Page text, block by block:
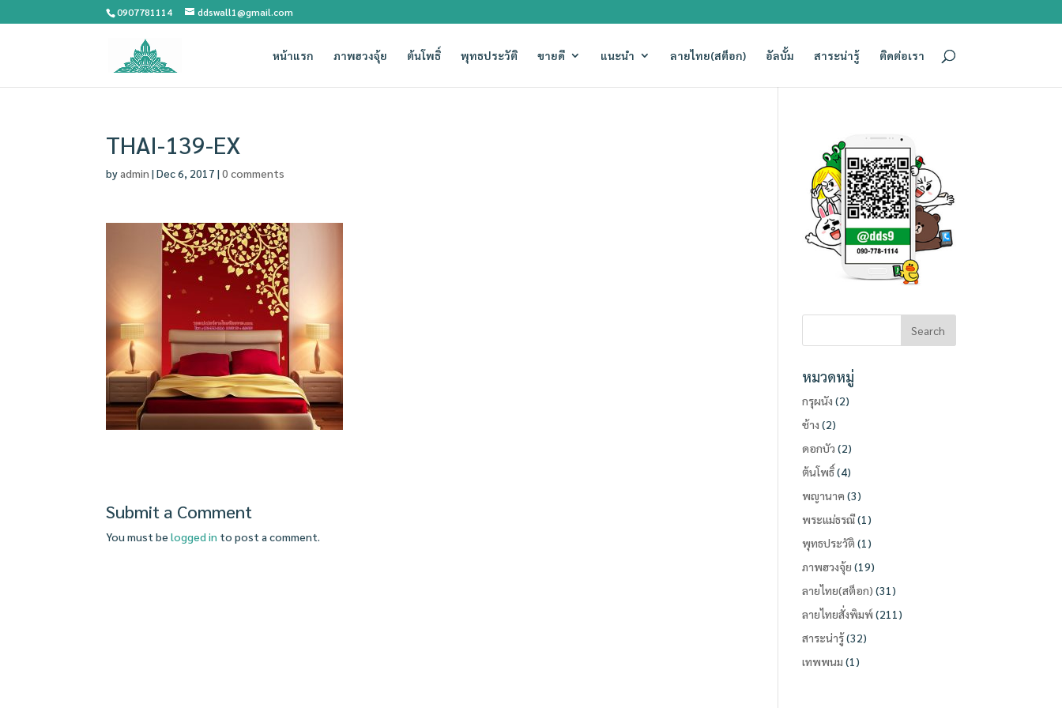
0907781114 ddswall1@gmail.com
หน้าแรก ภาพฮวงจุ้ย ต้นโพธิ์ พุทธประวัติ ขายดี แนะนำ ลายไทย(สต็อก) อัลบั้ม สาระน่ารู้ ติดต่อเรา
THAI-139-EX
byadmin |Dec 6, 2017 |0 comments
Submit a Comment
You must belogged in to post a comment.
หมวดหมู่
กรุผนัง (2)
ช้าง (2)
ดอกบัว (2)
ต้นโพธิ์(4)
พญานาค (3)
พระแม่ธรณี(1)
พุทธประวัติ (1)
ภาพฮวงจุ้ย (19)
ลายไทย(สต็อก) (31)
ลายไทยสั่งพิมพ์ (211)
สาระน่ารู้(32)
เทพพนม (1)